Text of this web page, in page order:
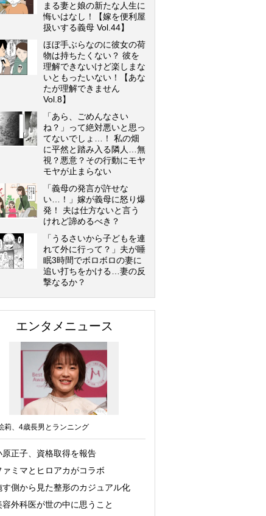
まる妻と娘の新たな人生に
悔いはなし！【嫁を便利屋
扱いする義母 Vol.44】
ほぼ手ぶらなのに彼女の荷
物は持ちたくない？ 彼を
理解できないけど楽しまな
いともったいない！【あな
たが理解できません
Vol.8】
「あら、ごめんなさい
ね？」って絶対悪いと思っ
てないでしょ…！ 私の畑
に平然と踏み入る隣人…無
視？悪意？その行動にモヤ
モヤが止まらない
「義母の発言が許せな
い…！」嫁が義母に怒り爆
発！ 夫は仕方ないと言う
けれど諦めるべき？
「うるさいから子どもを連
れて外に行って？」夫が睡
眠3時間でボロボロの妻に
追い打ちをかける…妻の反
撃なるか？
エンタメニュース
莉、4歳長男とランニング
原正子、資格取得を報告
ァミマとヒロアカがコラボ
す側から見た整形のカジュアル化
容外科医が世の中に思うこと